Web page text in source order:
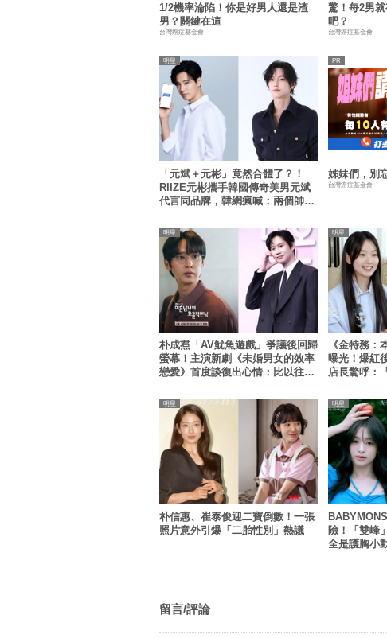
1/2機率淪陷！你是好男人還是渣
男？關鍵在這
台灣癌症基金會
驚！每2男
吧？
台灣癌症基金會
「元斌＋元彬」竟然合體了？！
RIIZE元彬攜手韓國傳奇美男元斌
代言同品牌，韓網瘋喊：兩個帥哥
明星
姊妹們，別
台灣癌症基金會
朴成焄「AV魷魚遊戲」爭議後回歸
螢幕！主演新劇《未婚男女的效率
戀愛》首度談復出心情：比以往更
明星
《金特務：
曝光！爆紅
店長驚呼：
明星
朴信惠、崔泰俊迎二寶倒數！一張
照片意外引爆「二胎性別」熱議
明星
險！「雙峰
全是護胸小
明星
留言/評論